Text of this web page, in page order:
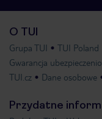
O TUI
Grupa TUI TUI Poland
Gwarancja
TUI.cz
Dane osobowe
Przydatne